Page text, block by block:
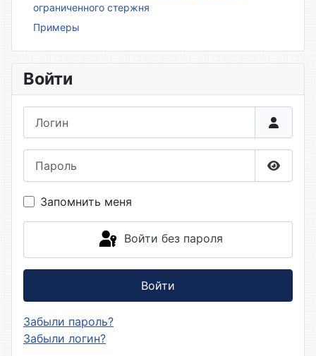
ограниченного стержня
Примеры
Войти
Запомнить меня
Войти без пароля
Войти
Забыли пароль?
Забыли логин?